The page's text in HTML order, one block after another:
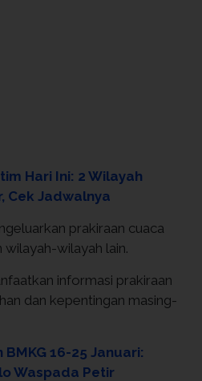
Hari Ini: 2 Wilayah
Cek Jadwalnya
prakiraan cuaca
wilayah lain.
informasi prakiraan
dan kepentingan masing-
16-25 Januari:
Waspada Petir